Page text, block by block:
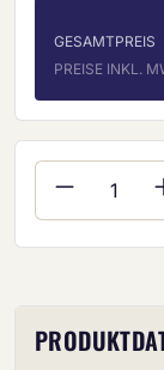
GESAMTPREIS
PREISE INKL.
Produkt